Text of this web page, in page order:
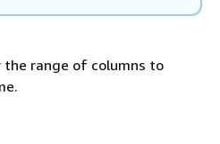
range of columns to